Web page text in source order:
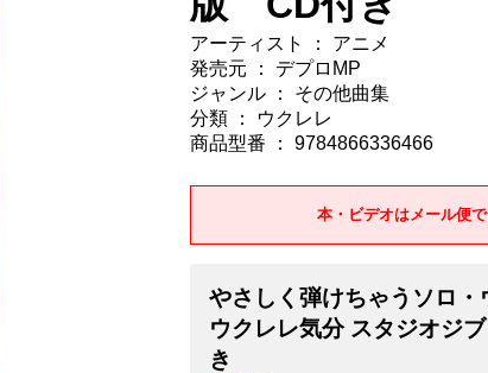
アーティスト ： アニメ
発売元 ： デプロMP
ジャンル ： その他曲集
分類 ： ウクレレ
商品型番 ： 9784866336466
本・ビデオはメール便
やさしく弾けちゃうソロ・
ウクレレ気分 スタジオジ
き